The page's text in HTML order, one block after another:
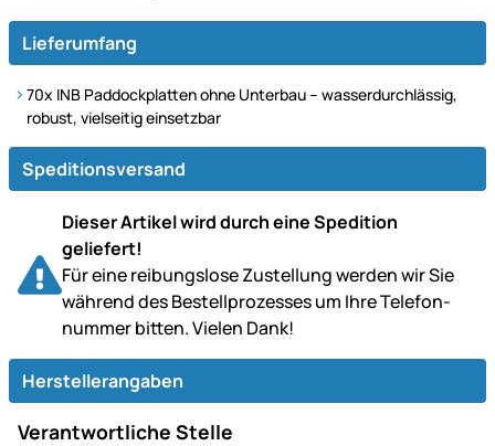
Lieferumfang
70x INB Paddockplatten ohne Unterbau – wasserdurchlässig,
robust, vielseitig einsetzbar
Speditionsversand
Dieser Artikel wird durch eine Spedition
geliefert!
Für eine reibungslose Zustellung werden wir Sie
während des Bestell­prozesses um Ihre Telefon­
nummer bitten. Vielen Dank!
Herstellerangaben
Verantwortliche Stelle